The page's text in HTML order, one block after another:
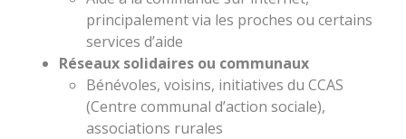
principalement via les proches ou certains
services d’aide
Réseaux solidaires ou communaux
Bénévoles, voisins, initiatives du CCAS
(Centre communal d’action sociale),
associations rurales